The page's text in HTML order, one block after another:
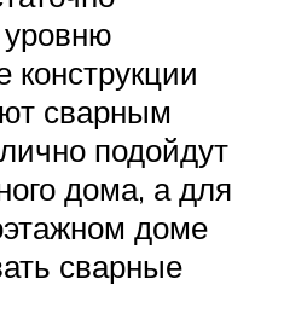
конструкции
сварным
подойдут
дома, а для
доме
сварные